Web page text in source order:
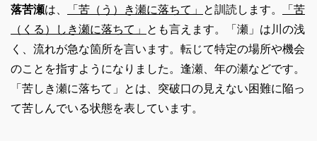
落苦瀬は、 「苦（う）き瀬に落ちて」 と訓読します。
「苦
（くる）しき瀬に落ちて」
とも言えます。「瀬」は川の浅
く、流れが急な箇所を言います。転じて特定の場所や機会
のことを指すようになりました。逢瀬、年の瀬などです。
「苦しき瀬に落ちて」とは、突破口の見えない困難に陥っ
て苦しんでいる状態を表しています。